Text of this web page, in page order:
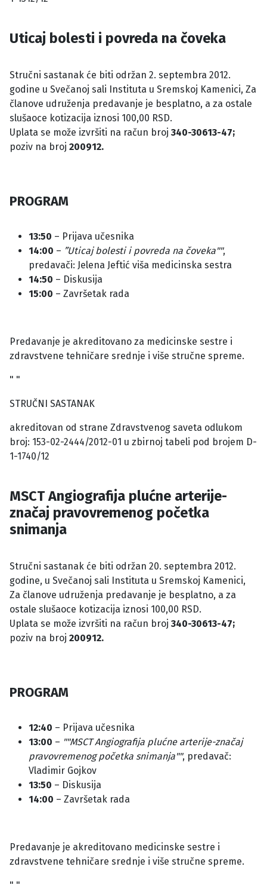
Uticaj bolesti i povreda na čoveka
Stručni sastanak će biti održan 2. septembra 2012.
godine u Svečanoj sali Instituta u Sremskoj Kamenici, Za
članove udruženja predavanje je besplatno, a za ostale
slušaoce kotizacija iznosi 100,00 RSD.
Uplata se može izvršiti na račun broj 340-30613-47;
poziv na broj 200912.
PROGRAM
13:50 – Prijava učesnika
14:00 – ”Uticaj bolesti i povreda na čoveka"",
predavači: Jelena Jeftić viša medicinska sestra
14:50 – Diskusija
15:00 – Završetak rada
Predavanje je akreditovano za medicinske sestre i
zdravstvene tehničare srednje i više stručne spreme.
" "
STRUČNI SASTANAK
akreditovan od strane Zdravstvenog saveta odlukom
broj: 153-02-2444/2012-01 u zbirnoj tabeli pod brojem D-
1-1740/12
MSCT Angiografija plućne arterije-
značaj pravovremenog početka
snimanja
Stručni sastanak će biti održan 20. septembra 2012.
godine, u Svečanoj sali Instituta u Sremskoj Kamenici,
Za članove udruženja predavanje je besplatno, a za
ostale slušaoce kotizacija iznosi 100,00 RSD.
Uplata se može izvršiti na račun broj 340-30613-47;
poziv na broj 200912.
PROGRAM
12:40 – Prijava učesnika
13:00 – ""MSCT Angiografija plućne arterije-značaj
pravovremenog početka snimanja"", predavač:
Vladimir Gojkov
13:50 – Diskusija
14:00 – Završetak rada
Predavanje je akreditovano medicinske sestre i
zdravstvene tehničare srednje i više stručne spreme.
" "